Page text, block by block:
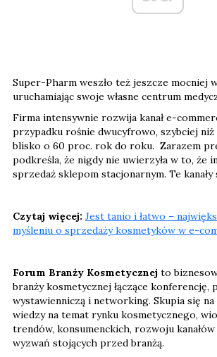
Super-Pharm weszło też jeszcze mocniej
uruchamiając swoje własne centrum
Firma intensywnie rozwija kanał e-
przypadku rośnie dwucyfrowo, szybciej niż
blisko o 60 proc. rok do roku. Zarazem
podkreśla, że nigdy nie uwierzyła w to, że
sprzedaż sklepom stacjonarnym. Te kanały
Czytaj więcej: Jest tanio i łatwo –
myśleniu o sprzedaży kosmetyków w e-
Forum Branży Kosmetycznej to
branży kosmetycznej łączące konferencję,
wystawienniczą i networking. Skupia się
wiedzy na temat rynku kosmetycznego,
trendów, konsumenckich, rozwoju
wyzwań stojących przed branżą.